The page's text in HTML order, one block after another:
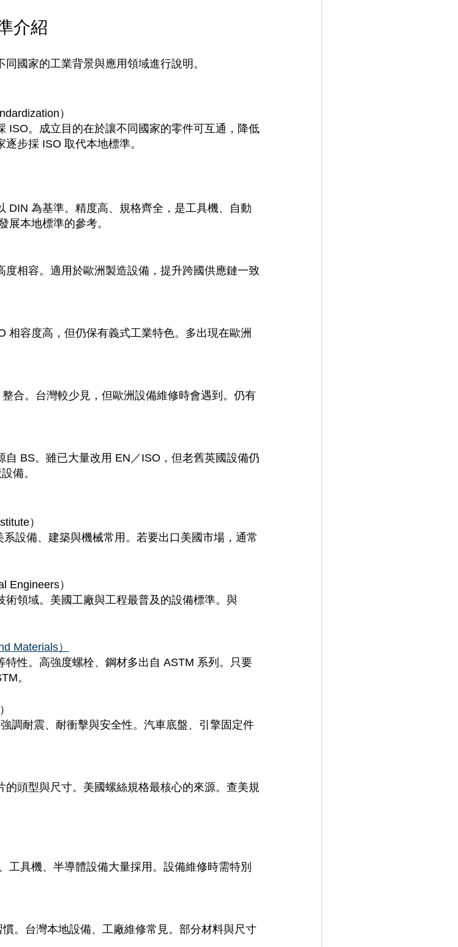
介紹
國家的工業背景與應用領域進行說明。
）
ISO。成立目的在於讓不同國家的零件可互通，降低
步採 ISO 取代本地標準。
DIN 為基準。精度高、規格齊全，是工具機、自動
展本地標準的參考。
度相容。適用於歐洲製造設備，提升跨國供應鏈一致
相容度高，但仍保有義式工業特色。多出現在歐洲
合。台灣較少見，但歐洲設備維修時會遇到。仍有
BS。雖已大量改用 EN／ISO，但老舊英國設備仍
備。
）
設備、建築與機械常用。若要出口美國市場，通常
Engineers）
領域。美國工廠與工程最普及的設備標準。與
Materials）
性。高強度螺栓、鋼材多出自 ASTM 系列。只要
。
調耐震、耐衝擊與安全性。汽車底盤、引擎固定件
頭型與尺寸。美國螺絲規格最核心的來源。查美規
工具機、半導體設備大量採用。設備維修時需特別
。台灣本地設備、工廠維修常見。部分材料與尺寸